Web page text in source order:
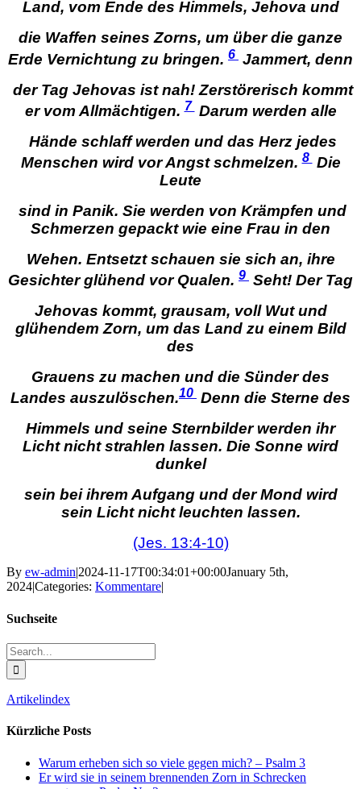
Land, vom Ende des Himmels, Jehova und
die Waffen seines Zorns, um über die ganze
Erde Vernichtung zu bringen. 6 Jammert, denn
der Tag Jehovas ist nah!Zerstörerisch kommt
er vom Allmächtigen. 7Darum werden alle
Hände schlaff werden und das Herz jedes
Menschen wird vor Angst schmelzen. 8 Die
Leute
sind in Panik. Sie werden von Krämpfen und
Schmerzen gepackt wie eine Frau in den
Wehen. Entsetzt schauen sie sich an, ihre
Gesichter glühend vor Qualen. 9 Seht! Der Tag
Jehovas kommt, grausam, voll Wut und
glühendem Zorn, um das Land zu einem Bild
des
Grauens zu machen und die Sünder des
Landes auszulöschen.10 Denn die Sterne des
Himmels und seine Sternbilderwerden ihr
Licht nicht strahlen lassen. Die Sonne wird
dunkel
sein bei ihrem Aufgang und der Mond wird
sein Licht nicht leuchten lassen.
(Jes. 13:4-10)
By ew-admin|2024-11-17T00:34:01+00:00January 5th,
2024|Categories: Kommentare|
Suchseite
Search
for:
Artikelindex
Kürzliche Posts
Warum erheben sich so viele gegen mich? – Psalm 3
Er wird sie in seinem brennenden Zorn in Schrecken